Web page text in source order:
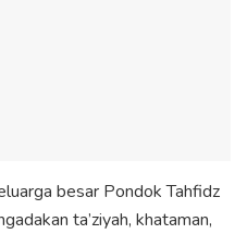
besar Pondok Tahfidz
ta’ziyah, khataman,